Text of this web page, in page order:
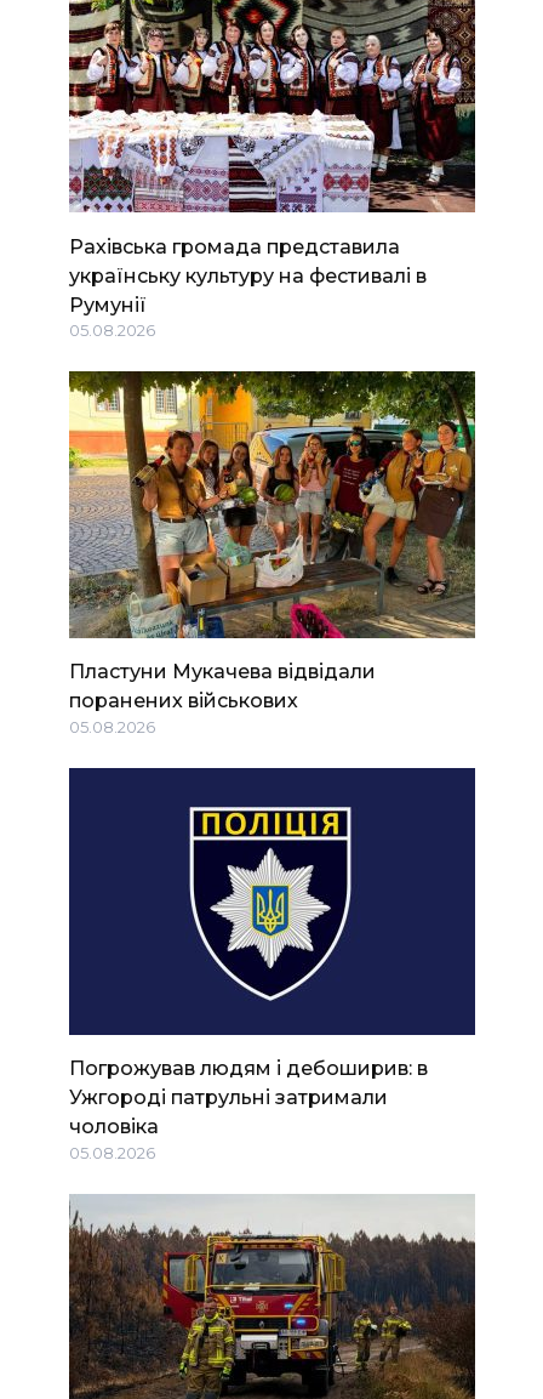
Рахівська громада представила
українську культуру на фестивалі в
Румунії
05.08.2026
Пластуни Мукачева відвідали
поранених військових
05.08.2026
Погрожував людям і дебоширив: в
Ужгороді патрульні затримали
чоловіка
05.08.2026